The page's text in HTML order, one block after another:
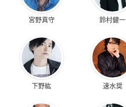
宮野真守 鈴村健一
下野紘 速水奨